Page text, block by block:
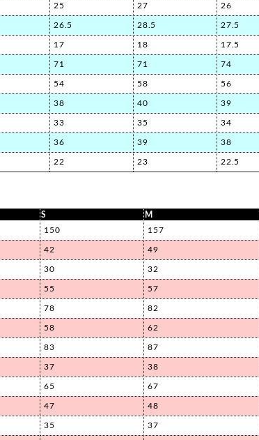
25 27 26
26.5 28.5 27.5
17 18 17.5
71 71 74
54 58 56
38 40 39
33 35 34
36 39 38
22 23 22.5
S M
150 157
42 49
30 32
55 57
78 82
58 62
83 87
37 38
65 67
47 48
35 37